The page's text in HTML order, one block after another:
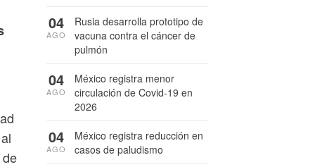
Rusia desarrolla prototipo de
vacuna contra el cáncer de
pulmón
04
AGO
México registra menor
circulación de Covid-19 en
2026
04
AGO
México registra reducción en
casos de paludismo
04
AGO